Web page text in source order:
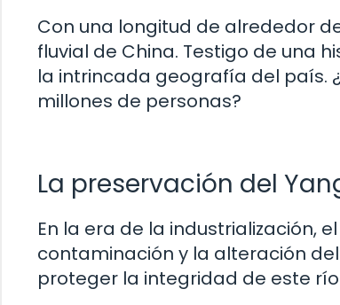
Con una longitud de alrededor
fluvial de China. Testigo de una
la intrincada geografía del país.
millones de personas?
La preservación del
En la era de la industrialización,
contaminación y la alteración
proteger la integridad de este